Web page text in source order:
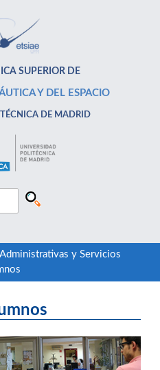
SUPERIOR DE
Y DEL ESPACIO
DE MADRID
y Servicios